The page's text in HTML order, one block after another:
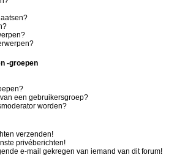
-groepen
een gebruikersgroep?
worden?
verzenden!
privéberichten!
e-mail gekregen van iemand van dit forum!